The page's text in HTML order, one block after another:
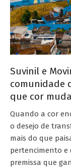
Suvinil e
comunidade
que cor
Quando a cor
o desejo de
mais do que
pertencimento e
premissa que